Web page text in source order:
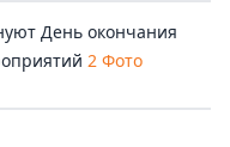
День окончания
2 Фото